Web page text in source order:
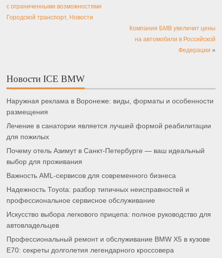
с ограниченными возможностями
Городской транспорт, Новости
Компания БМВ увеличит цены
на автомобили в Российской
Федерации »
Новости ICE BMW
Наружная реклама в Воронеже: виды, форматы и особенности
размещения
Лечение в санатории является лучшей формой реабилитации
для пожилых
Почему отель Азимут в Санкт-Петербурге — ваш идеальный
выбор для проживания
Важность AML-сервисов для современного бизнеса
Надежность Toyota: разбор типичных неисправностей и
профессиональное сервисное обслуживание
Искусство выбора легкового прицепа: полное руководство для
автовладельцев
Профессиональный ремонт и обслуживание BMW X5 в кузове
E70: секреты долголетия легендарного кроссовера